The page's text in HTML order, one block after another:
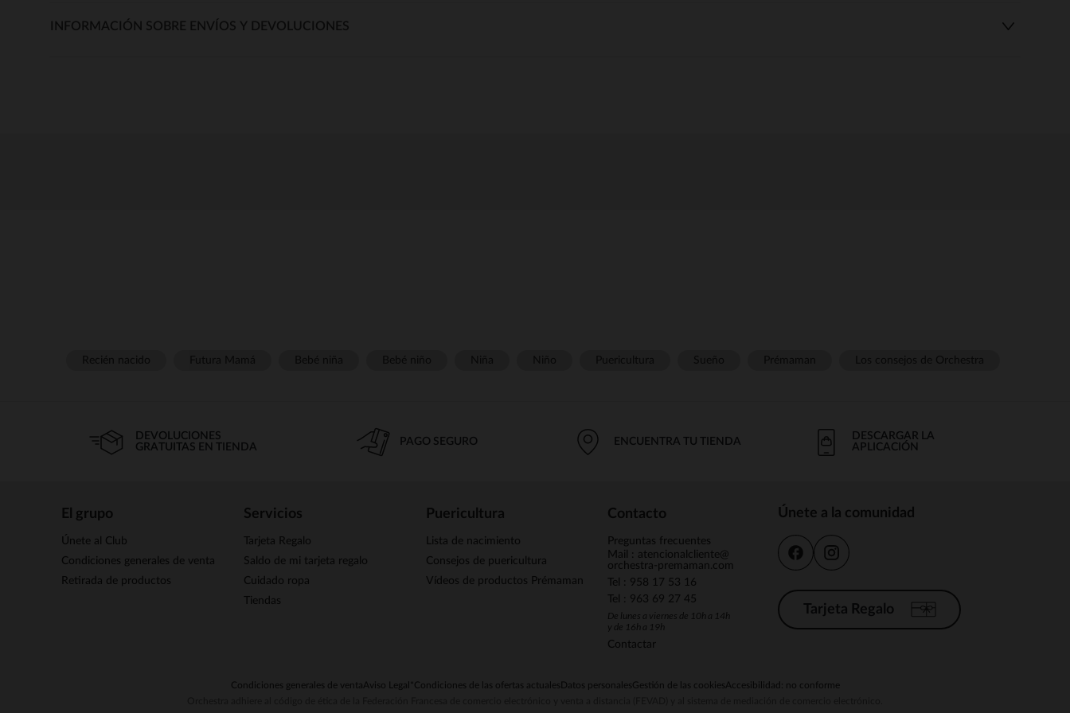
INFORMACIÓN SOBRE ENVÍOS Y DEVOLUCIONES
DEVOLUCIONES
GRATUITAS EN TIENDA
PAGO SEGURO ENCUENTRA TU TIENDA
DESCARGAR LA
APLICACIÓN
El grupo
Únete al Club
Condiciones generales de venta
Retirada de productos
Servicios
Tarjeta Regalo
Saldo de mi tarjeta regalo
Cuidado ropa
Tiendas
Puericultura
Lista de nacimiento
Consejos de puericultura
Vídeos de productos Prémaman
Contacto
Preguntas frecuentes
Mail : atencionalcliente@
orchestra-premaman.com
Tel : 958 17 53 16
Tel : 963 69 27 45
De lunes a viernes de 10h a 14h
y de 16h a 19h
Contactar
Únete a la comunidad
Tarjeta Regalo
Condiciones generales de ventaAviso Legal *Condiciones de las ofertas actuales Datos personalesGestión de las cookiesAccesibilidad: no conforme